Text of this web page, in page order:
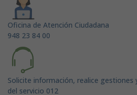
Oficina de Atención Ciudadana
948 23 84 00
Solicite información, realice gestiones
del servicio 012